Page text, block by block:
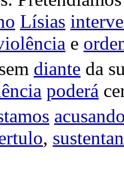
Lísias
e
diante da
poderá
,